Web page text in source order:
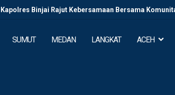
Kapolres Binjai Rajut Kebersamaan Bersama
SUMUT MEDAN LANGKAT ACEH